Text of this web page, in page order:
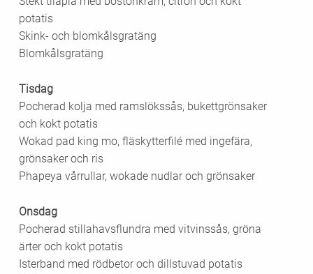
potatis
Skink- och blomkålsgratäng
Blomkålsgratäng
Tisdag
Pocherad kolja med ramslökssås, bukettgrönsaker
och kokt potatis
Wokad pad king mo, fläskytterfilé med ingefära,
grönsaker och ris
Phapeya vårrullar, wokade nudlar och grönsaker
Onsdag
Pocherad stillahavsflundra med vitvinssås, gröna
ärter och kokt potatis
Isterband med rödbetor och dillstuvad potatis